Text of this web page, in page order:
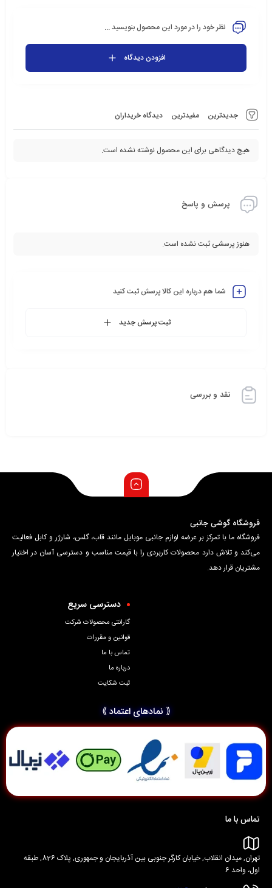
جدیدترین مفیدترین دیدگاه خریداران
هیچ دیدگاهی برای این محصول نوشته نشده است.
نظر خود را در مورد این محصول بنویسید ...
افزودن دیدگاه
پرسش و پاسخ
هنوز پرسشی ثبت نشده است.
شما هم درباره این کالا پرسش ثبت کنید
ثبت پرسش جدید
نقد و بررسی
فروشگاه گوشی جانبی
فروشگاه ما با تمرکز بر عرضه لوازم جانبی موبایل مانند قاب، گلس، شارژر و کابل فعالیت
می‌کند و تلاش دارد محصولات کاربردی را با قیمت مناسب و دسترسی آسان در اختیار
مشتریان قرار دهد.
دسترسی سریع
گارانتی محصولات شرکت
قوانین و مقررات
تماس با ما
درباره ما
ثبت شکایت
⟪ نمادهای اعتماد ⟫
تماس با ما
تهران, میدان انقلاب, خیابان کارگر جنوبی بین آذربایجان و جمهوری, پلاک 826, طبقه
اول، واحد 6